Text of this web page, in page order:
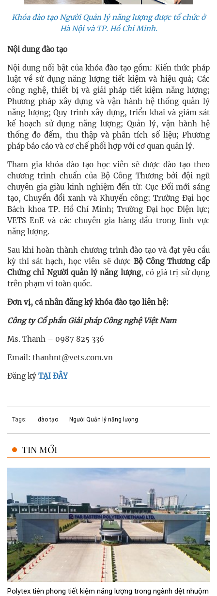
Khóa đào tạo Người Quản lý năng lượng được tổ chức ở
Hà Nội và TP. Hồ Chí Minh.
Nội dung đào tạo
Nội dung nổi bật của khóa đào tạo gồm: Kiến thức pháp
luật về sử dụng năng lượng tiết kiệm và hiệu quả; Các
công nghệ, thiết bị và giải pháp tiết kiệm năng lượng;
Phương pháp xây dựng và vận hành hệ thống quản lý
năng lượng; Quy trình xây dựng, triển khai và giám sát
kế hoạch sử dụng năng lượng; Quản lý, vận hành hệ
thống đo đếm, thu thập và phân tích số liệu; Phương
pháp báo cáo và cơ chế phối hợp với cơ quan quản lý.
Tham gia khóa đào tạo học viên sẽ được đào tạo theo
chương trình chuẩn của Bộ Công Thương bởi đội ngũ
chuyên gia giàu kinh nghiệm đến từ: Cục Đổi mới sáng
tạo, Chuyển đổi xanh và Khuyến công; Trường Đại học
Bách khoa TP. Hồ Chí Minh; Trường Đại học Điện lực;
VETS EnE và các chuyên gia hàng đầu trong lĩnh vực
năng lượng.
Sau khi hoàn thành chương trình đào tạo và đạt yêu cầu
kỳ thi sát hạch, học viên sẽ được Bộ Công Thương cấp
Chứng chỉ Người quản lý năng lượng, có giá trị sử dụng
trên phạm vi toàn quốc.
Đơn vị, cá nhân đăng ký khóa đào tạo liên hệ:
Công ty Cổ phần Giải pháp Công nghệ Việt Nam
Ms. Thanh – 0987 825 336
Email: thanhnt@vets.com.vn
Đăng ký TẠI ĐÂY
Tags: đào tạo Người Quản lý năng lượng
TIN MỚI
Polytex tiên phong tiết kiệm năng lượng trong ngành dệt nhuộm